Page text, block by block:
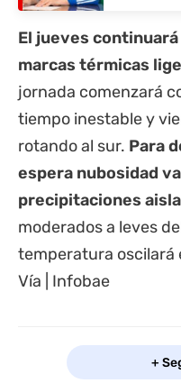
El jueves
marcas térmicas
jornada comenzará
tiempo inestable y
rotando al sur. Para
espera nubosidad
precipitaciones
moderados a leves
temperatura oscilará
Vía | Infobae
+